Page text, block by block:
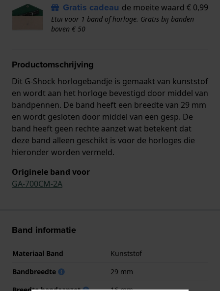
Gratis cadeau de moeite waard € 0,99
Etui voor 1 band of horloge. Gratis bij banden
boven € 50
Productomschrijving
Dit G-Shock horlogebandje is gemaakt van kunststof
en wordt aan het horloge bevestigd door middel van
bandpennen. De band heeft een breedte van 29 mm
en wordt gesloten door middel van een gesp. De
band heeft geen rechte aanzet wat betekent dat
deze band alleen geschikt is voor de horloges die
hieronder worden vermeld.
Originele band voor
GA-700CM-2A
Band informatie
Materiaal Band
Kunststof
Bandbreedte
29 mm